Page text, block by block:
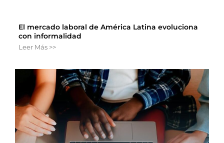
El mercado laboral de América Latina evoluciona
con informalidad
Leer Más >>